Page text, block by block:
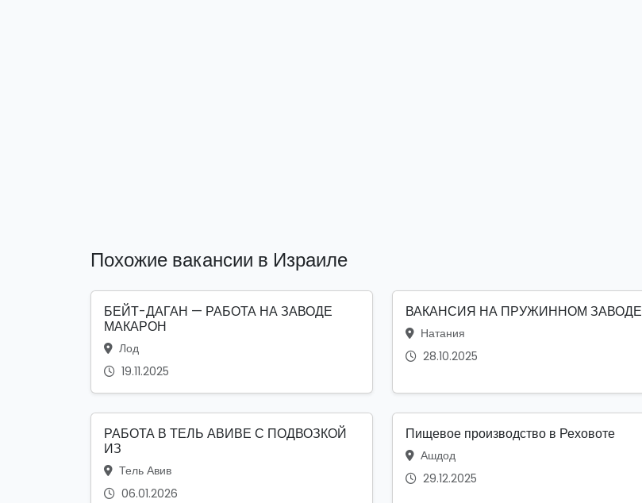
Похожие вакансии в Израиле
БЕЙТ-ДАГАН — РАБОТА НА ЗАВОДЕ
МАКАРОН
Лод
19.11.2025
ВАКАНСИЯ НА ПРУЖИННОМ ЗАВОДЕ
Натания
28.10.2025
РАБОТА В ТЕЛЬ АВИВЕ С ПОДВОЗКОЙ
ИЗ
Тель Авив
06.01.2026
Пищевое производство в Реховоте
Ашдод
29.12.2025